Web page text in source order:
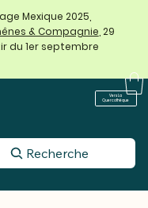
Recherche
Vers La
Quercothèque
Mexique 2025,
& Compagnie, 29
du 1er septembre